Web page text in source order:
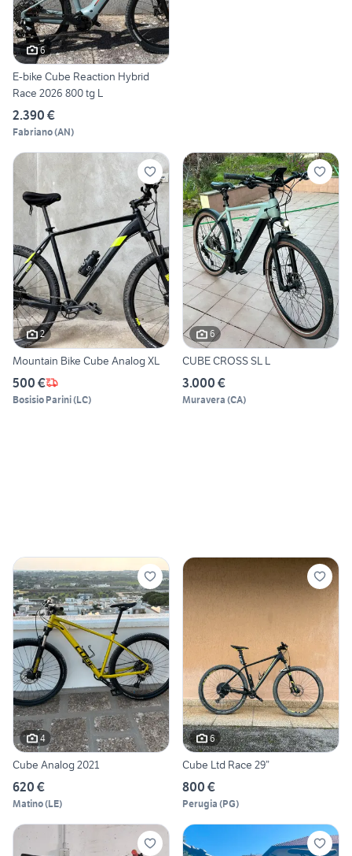
6
E-bike Cube Reaction Hybrid
Race 2026 800 tg L
2.390 €
Fabriano(AN)
2
Mountain Bike Cube Analog XL
500 €
Bosisio Parini(LC)
6
CUBE CROSS SL L
3.000 €
Muravera (CA)
4
Cube Analog 2021
620 €
Matino(LE)
6
Cube Ltd Race 29”
800 €
Perugia (PG)